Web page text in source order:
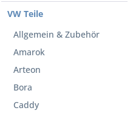
VW Teile
Allgemein & Zubehör
Amarok
Arteon
Bora
Caddy